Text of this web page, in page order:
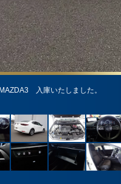
入庫いたしました。